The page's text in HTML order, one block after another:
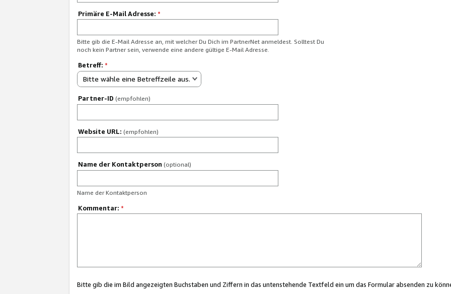
Primäre E-Mail Adresse: *
Bitte gib die E-Mail Adresse an, mit welcher Du Dich im PartnerNet anmeldest. Solltest Du
noch kein Partner sein, verwende eine andere gültige E-Mail Adresse.
Betreff: *
Bitte wähle eine Betreffzeile aus.
Partner-ID (empfohlen)
Website URL: (empfohlen)
Name der Kontaktperson (optional)
Name der Kontaktperson
Kommentar: *
Bitte gib die im Bild angezeigten Buchstaben und Ziffern in das untenstehende Textfeld ein um das Formular absenden zu